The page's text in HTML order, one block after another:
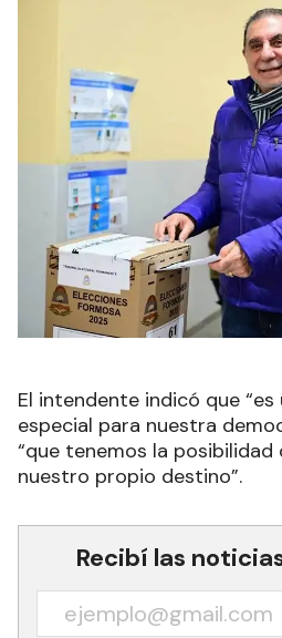
El intendente indicó que
especial para nuestra
“que tenemos la
nuestro propio destino”.
Recibí las